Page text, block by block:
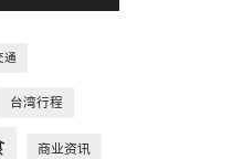
通
台湾行程
商业资讯